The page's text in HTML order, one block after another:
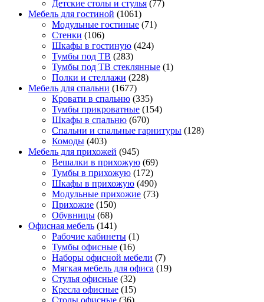
Детские столы и стулья (77)
Мебель для гостиной (1061)
Модульные гостиные (71)
Стенки (106)
Шкафы в гостиную (424)
Тумбы под ТВ (283)
Тумбы под ТВ стеклянные (1)
Полки и стеллажи (228)
Мебель для спальни (1677)
Кровати в спальню (335)
Тумбы прикроватные (154)
Шкафы в спальню (670)
Спальни и спальные гарнитуры (128)
Комоды (403)
Мебель для прихожей (945)
Вешалки в прихожую (69)
Тумбы в прихожую (172)
Шкафы в прихожую (490)
Модульные прихожие (73)
Прихожие (150)
Обувницы (68)
Офисная мебель (141)
Рабочие кабинеты (1)
Тумбы офисные (16)
Наборы офисной мебели (7)
Мягкая мебель для офиса (19)
Стулья офисные (32)
Кресла офисные (15)
Столы офисные (36)